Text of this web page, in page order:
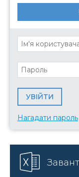
Нагадати пароль